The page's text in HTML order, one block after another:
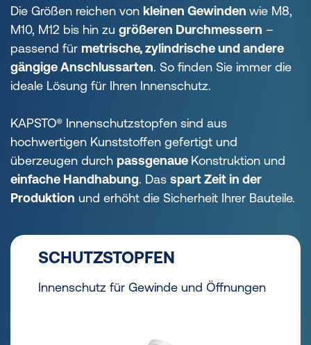
Die Größen reichen von kleinen Gewinden wie M8,
M10, M12 bis hin zu größeren Durchmessern –
passend für metrische, zylindrische und andere
gängige Anschlussarten. So finden Sie immer die
ideale Lösung für Ihren Innenschutz.
KAPSTO® Innenschutzstopfen sind aus
hochwertigen Kunststoffen gefertigt und
überzeugen durch passgenaue Konstruktion und
einfache Handhabung. Das spart Zeit in der
Produktion und erhöht die Sicherheit Ihrer Bauteile.
SCHUTZSTOPFEN
Innenschutz für Gewinde und Öffnungen